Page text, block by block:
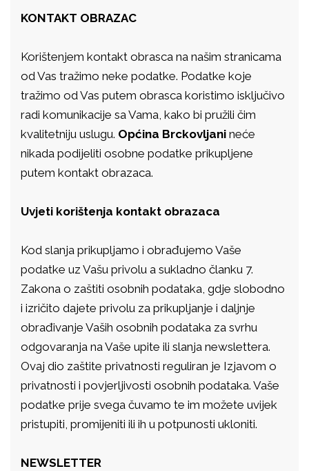
KONTAKT OBRAZAC
Korištenjem kontakt obrasca na našim stranicama
od Vas tražimo neke podatke. Podatke koje
tražimo od Vas putem obrasca koristimo isključivo
radi komunikacije sa Vama, kako bi pružili čim
kvalitetniju uslugu. Općina Brckovljani neće
nikada podijeliti osobne podatke prikupljene
putem kontakt obrazaca.
Uvjeti korištenja kontakt obrazaca
Kod slanja prikupljamo i obrađujemo Vaše
podatke uz Vašu privolu a sukladno članku 7.
Zakona o zaštiti osobnih podataka, gdje slobodno
i izričito dajete privolu za prikupljanje i daljnje
obrađivanje Vaših osobnih podataka za svrhu
odgovaranja na Vaše upite ili slanja newslettera.
Ovaj dio zaštite privatnosti reguliran je Izjavom o
privatnosti i povjerljivosti osobnih podataka. Vaše
podatke prije svega čuvamo te im možete uvijek
pristupiti, promijeniti ili ih u potpunosti ukloniti.
NEWSLETTER